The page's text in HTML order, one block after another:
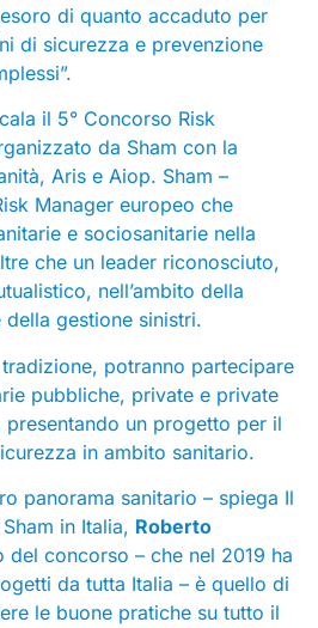
di quanto accaduto per
di sicurezza e prevenzione
il 5° Concorso Risk
da Sham con la
Aris e Aiop. Sham –
Manager europeo che
e sociosanitarie nella
che un leader riconosciuto,
nell’ambito della
gestione sinistri.
tradizione, potranno partecipare
pubbliche, private e private
un progetto per il
in ambito sanitario.
panorama sanitario – spiega Il
in Italia, Roberto
del concorso – che nel 2019 ha
da tutta Italia – è quello di
le buone pratiche su tutto il